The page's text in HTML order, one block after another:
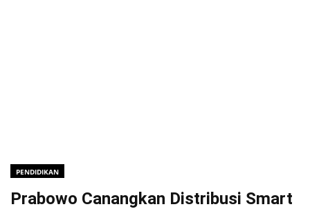
PENDIDIKAN
Prabowo Canangkan Distribusi Smart